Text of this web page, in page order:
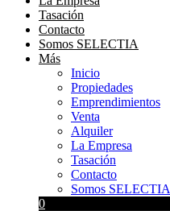
Tasación
Contacto
Somos SELECTIA
Más
Inicio
Propiedades
Emprendimientos
Venta
Alquiler
La Empresa
Tasación
Contacto
Somos SELECTIA
0